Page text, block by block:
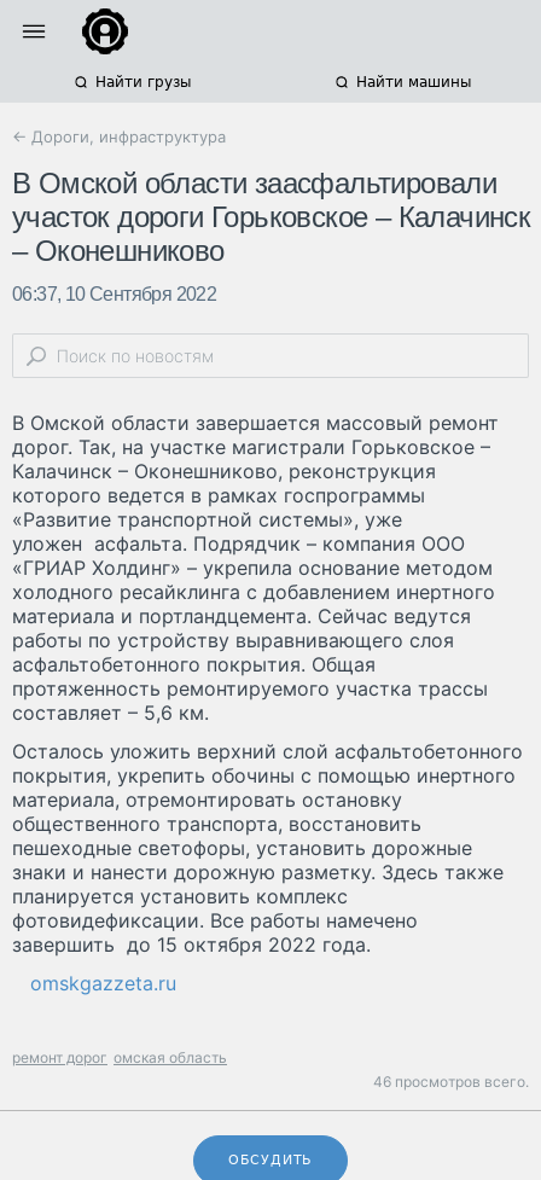
Найти грузы Найти машины
← Дороги, инфраструктура
В Омской области заасфальтировали
участок дороги Горьковское – Калачинск
– Оконешниково
06:37, 10 Сентября 2022
В Омской области завершается массовый ремонт
дорог. Так, на участке магистрали Горьковское –
Калачинск – Оконешниково, реконструкция
которого ведется в рамках госпрограммы
«Развитие транспортной системы», уже
уложен асфальта. Подрядчик – компания ООО
«ГРИАР Холдинг» – укрепила основание методом
холодного ресайклинга с добавлением инертного
материала и портландцемента. Сейчас ведутся
работы по устройству выравнивающего слоя
асфальтобетонного покрытия. Общая
протяженность ремонтируемого участка трассы
составляет – 5,6 км.
Осталось уложить верхний слой асфальтобетонного
покрытия, укрепить обочины с помощью инертного
материала, отремонтировать остановку
общественного транспорта, восстановить
пешеходные светофоры, установить дорожные
знаки и нанести дорожную разметку. Здесь также
планируется установить комплекс
фотовидефиксации. Все работы намечено
завершить до 15 октября 2022 года.
omskgazzeta.ru
ремонт дорог омская область
46 просмотров всего.
ОБСУДИТЬ